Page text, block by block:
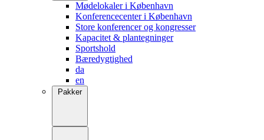
Mødelokaler i København
Konferencecenter i København
Store konferencer og kongresser
Kapacitet & plantegninger
Sportshold
Bæredygtighed
da
en
Pakker